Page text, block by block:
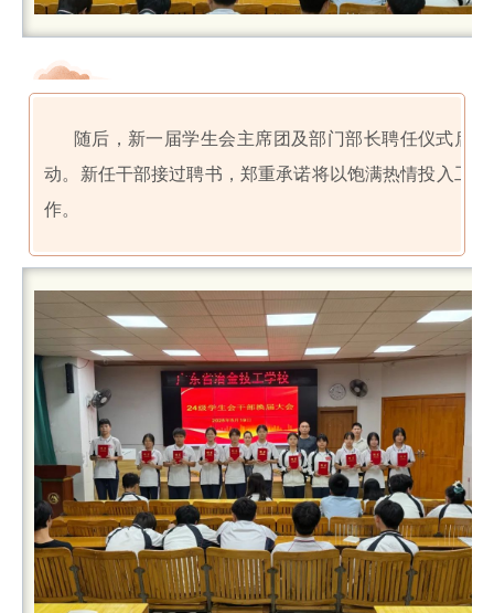
随后，新一届学生会主席团及部门部长聘任仪式启
动。新任干部接过聘书，郑重承诺将以饱满热情投入工
作。